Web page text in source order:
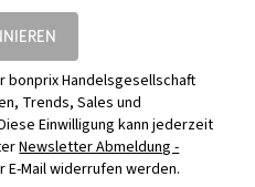
bonprix Handelsgesellschaft
Trends, Sales und
Einwilligung kann jederzeit
Newsletter Abmeldung -
E-Mail widerrufen werden.